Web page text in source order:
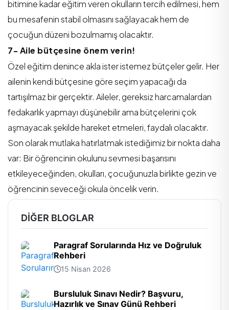
bitimine kadar eğitim veren okulların tercih edilmesi, hem
bu mesafenin stabil olmasını sağlayacak hem de
çocuğun düzeni bozulmamış olacaktır.
7- Aile bütçesine önem verin!
Özel eğitim denince akla ister istemez bütçeler gelir. Her
ailenin kendi bütçesine göre seçim yapacağı da
tartışılmaz bir gerçektir. Aileler, gereksiz harcamalardan
fedakarlık yapmayı düşünebilir ama bütçelerini çok
aşmayacak şekilde hareket etmeleri, faydalı olacaktır.
Son olarak mutlaka hatırlatmak istediğimiz bir nokta daha
var: Bir öğrencinin okulunu sevmesi başarısını
etkileyeceğinden, okulları, çocuğunuzla birlikte gezin ve
öğrencinin seveceği okula öncelik verin.
DIĞER BLOGLAR
Paragraf Sorularında Hız ve Doğruluk
Rehberi
15 Nisan 2026
Bursluluk Sınavı Nedir? Başvuru,
Hazırlık ve Sınav Günü Rehberi